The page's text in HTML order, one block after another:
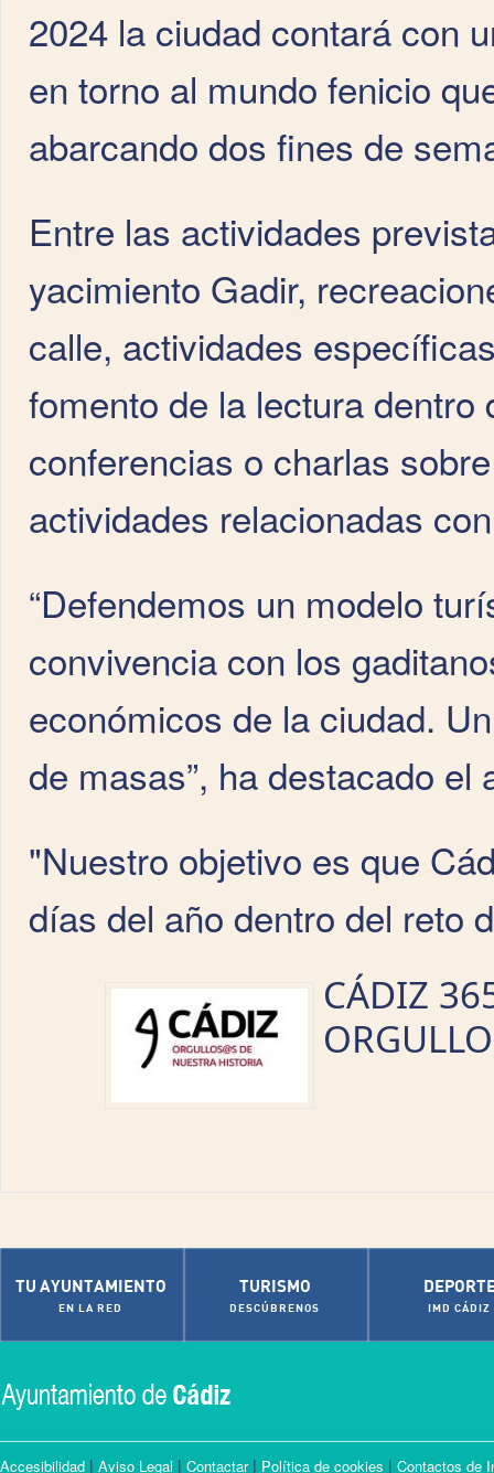
2024 la ciudad contará con
en torno al mundo fenicio
abarcando dos fines de
Entre las actividades
yacimiento Gadir,
calle, actividades
fomento de la lectura dentro
conferencias o charlas
actividades relacionadas
“Defendemos un modelo
convivencia con los
económicos de la ciudad.
de masas”, ha destacado
"Nuestro objetivo es que
días del año dentro del reto
CÁDIZ
TU AYUNTAMIENTO
EN LA RED
TURISMO
DESCÚBRENOS IMD CÁDIZ
Accesibilidad | Aviso Legal | Contactar| Política de cookies | Contactos de